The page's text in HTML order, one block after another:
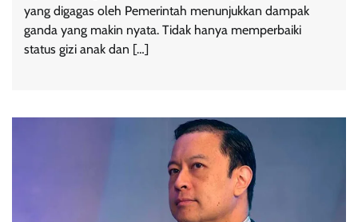
yang digagas oleh Pemerintah menunjukkan dampak
ganda yang makin nyata. Tidak hanya memperbaiki
status gizi anak dan […]